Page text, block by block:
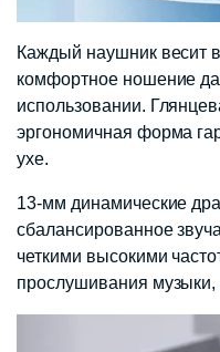
Каждый наушник весит
комфортное ношение
использовании.
эргономичная форма
ухе.
13-мм динамические
сбалансированное
четкими высокими
прослушивания музыки,